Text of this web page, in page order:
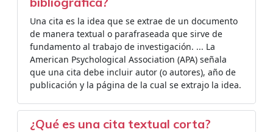
Una cita es la idea que se extrae de un documento
de manera textual o parafraseada que sirve de
fundamento al trabajo de investigación. ... La
American Psychological Association (APA) señala
que una cita debe incluir autor (o autores), año de
publicación y la página de la cual se extrajo la idea.
¿Qué es una cita textual corta?